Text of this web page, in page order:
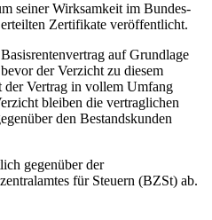
seiner Wirksamkeit im Bundes-
Zertifikate veröffentlicht.
auf Grundlage
der Verzicht zu diesem
Vertrag in vollem Umfang
bleiben die vertraglichen
den Bestandskunden
gegenüber der
für Steuern (BZSt) ab.